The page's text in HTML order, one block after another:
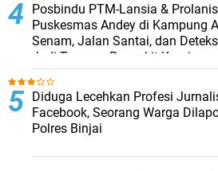
Posbindu PTM-Lansia &
Puskesmas Andey di Kampung
Senam, Jalan Santai, dan
Jadi Tameng Penyakit Kronis
Diduga Lecehkan Profesi
Facebook, Seorang Warga
Polres Binjai